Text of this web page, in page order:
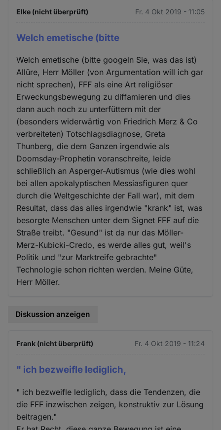
Elke (nicht überprüft) Fr. 4 Okt 2019 - 11:05
Welch emetische (bitte
Welch emetische (bitte googeln Sie, was das ist)
Allüre, Herr Möller (von Argumentation will ich gar
nicht sprechen), FFF als eine Art religiöser
Erweckungsbewegung zu diffamieren und dies
dann auch noch zu unterfüttern mit der
(besonders widerwärtig von Friedrich Merz & Co
verbreiteten) Totschlagsdiagnose, Greta
Thunberg, die dem Ganzen irgendwie als
Doomsday-Prophetin voranschreite, leide
schließlich an Asperger-Autismus (wie dies wohl
bei allen apokalyptischen Messiasfiguren quer
durch die Weltgeschichte der Fall war), mit dem
Resultat, dass das alles irgendwie "krank" ist, was
besorgte Menschen unter dem Signet FFF auf die
Straße treibt. "Gesund" ist da nur das Möller-
Merz-Kubicki-Credo, es werde alles gut, weil's
Politik und "zur Marktreife gebrachte"
Technologie schon richten werden. Meine Güte,
Herr Möller.
Diskussion anzeigen
Frank (nicht überprüft) Fr. 4 Okt 2019 - 11:24
" ich bezweifle lediglich,
" ich bezweifle lediglich, dass die Tendenzen, die
die FFF inzwischen zeigen, konstruktiv zur Lösung
beitragen."